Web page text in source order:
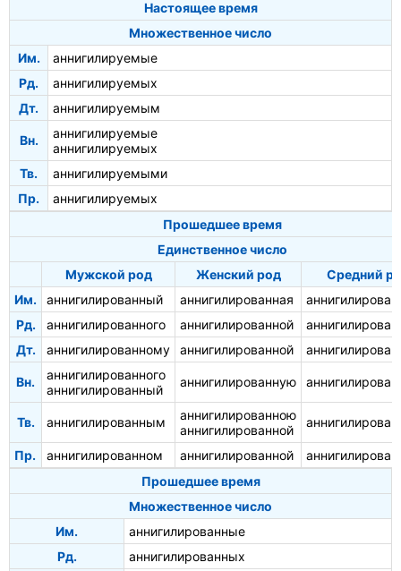
Настоящее время
Множественное число
Им.
аннигилируемые
Рд.
аннигилируемых
Дт.
аннигилируемым
Вн.
аннигилируемые
аннигилируемых
Тв.
аннигилируемыми
Пр.
аннигилируемых
Прошедшее время
Единственное число
Мужской род
Женский род
Средний
Им.
аннигилированный аннигилированная
Рд.
аннигилированного аннигилированной
Дт.
аннигилированному аннигилированной
Вн.
аннигилированного
аннигилированный
аннигилированную
Тв. аннигилированным
аннигилированною
аннигилированной
Пр. аннигилированном аннигилированной
Прошедшее время
Множественное число
Им.
аннигилированные
Рд.
аннигилированных